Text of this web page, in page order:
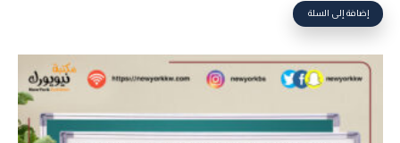
إضافة إلى السلة